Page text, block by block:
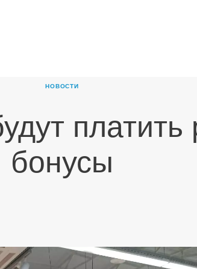
НОВОСТИ
платить
бонусы